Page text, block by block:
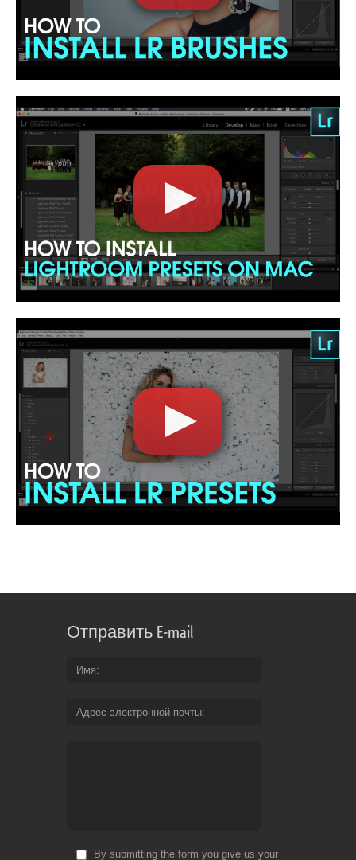
Отправить E-mail
Имя
Адрес электронной почты
By submitting the form you give us your